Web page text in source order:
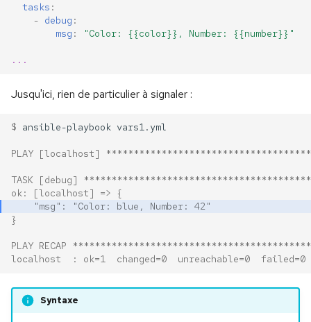
tasks :
- debug :
msg : "Color: {{color}}, Number: {{number}}"
...
Jusqu'ici, rien de particulier à signaler :
$ ansible-playbook
PLAY [localhost]
TASK [debug]
ok: [localhost] => {
    "msg": "Color: blue, Number: 42"
}
PLAY RECAP
localhost  : ok=1  changed=0  unreachable=0
Syntaxe